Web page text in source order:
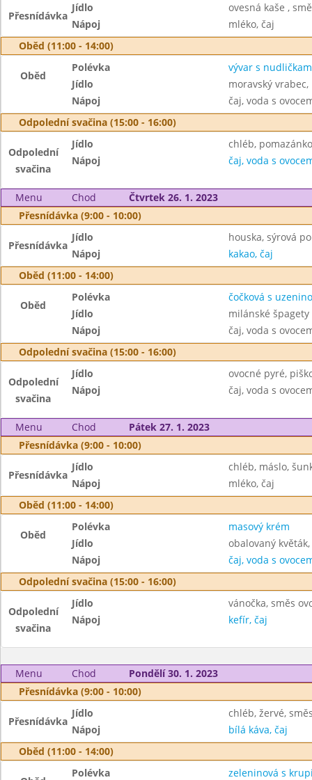
Přesnídávka
Jídlo
ovesná kaše ,
Nápoj
mléko, čaj
Oběd (11:00 - 14:00)
Oběd
Polévka
vývar s
Jídlo
moravský
Nápoj
čaj, voda s
Odpolední svačina (15:00 - 16:00)
Odpolední
svačina
Jídlo
chléb,
Nápoj
čaj, voda s
Menu Chod
Čtvrtek 26. 1. 2023
Přesnídávka (9:00 - 10:00)
Přesnídávka
Jídlo
houska, sýrová
Nápoj
kakao, čaj
Oběd (11:00 - 14:00)
Oběd
Polévka
čočková s
Jídlo
milánské špagety
Nápoj
čaj, voda s
Odpolední svačina (15:00 - 16:00)
Odpolední
svačina
Jídlo
ovocné pyré,
Nápoj
čaj, voda s
Menu Chod
Pátek 27. 1. 2023
Přesnídávka (9:00 - 10:00)
Přesnídávka
Jídlo
chléb, máslo,
Nápoj
mléko, čaj
Oběd (11:00 - 14:00)
Oběd
Polévka
masový krém
Jídlo
obalovaný
Nápoj
čaj, voda s
Odpolední svačina (15:00 - 16:00)
Odpolední
svačina
Jídlo
vánočka, směs
Nápoj
kefír, čaj
Menu Chod
Pondělí 30. 1. 2023
Přesnídávka (9:00 - 10:00)
Přesnídávka
Jídlo
chléb, žervé,
Nápoj
bílá káva, čaj
Oběd (11:00 - 14:00)
Polévka zeleninová s